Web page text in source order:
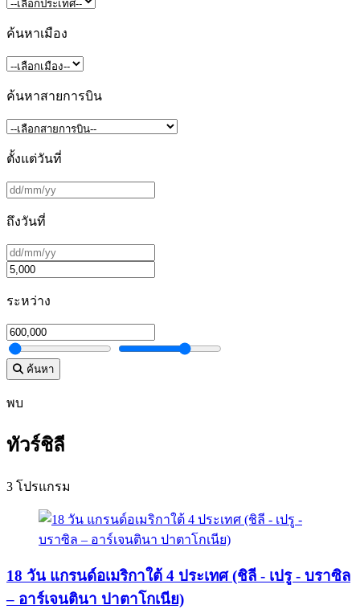
ค้นหาเมือง
ค้นหาสายการบิน
ตั้งแต่วันที่
ถึงวันที่
ระหว่าง
ค้นหา
พบ
ทัวร์ชิลี
3 โปรแกรม
18 วัน แกรนด์อเมริกาใต้ 4 ประเทศ (ชิลี - เปรู - บราซิล
– อาร์เจนตินา ปาตาโกเนีย)